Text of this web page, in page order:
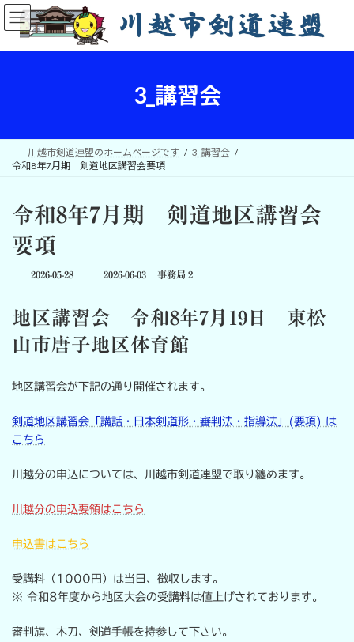
コ
ン
ン
ナ
ビ
ー
3_講習会
川越市剣道連盟のホームページです
3_講習会
令和8年7月期 剣道地区講習会要項
令和8年7月期 剣道地区講習会
要項
2026-05-28
最
新
日
時
2026-06-03 事務局２
地区講習会 令和8年7月19日 東松
山市唐子地区体育館
地区講習会が下記の通り開催されます。
剣道地区講習会「講話・日本剣道形・審判法・指導法」(要項) は
こちら
川越分の申込については、川越市剣道連盟で取り纏めます。
川越分の申込要領はこちら
申込書はこちら
受講料（1000円）は当日、徴収します。
※ 令和8年度から地区大会の受講料は値上げされております。
審判旗、木刀、剣道手帳を持参して下さい。